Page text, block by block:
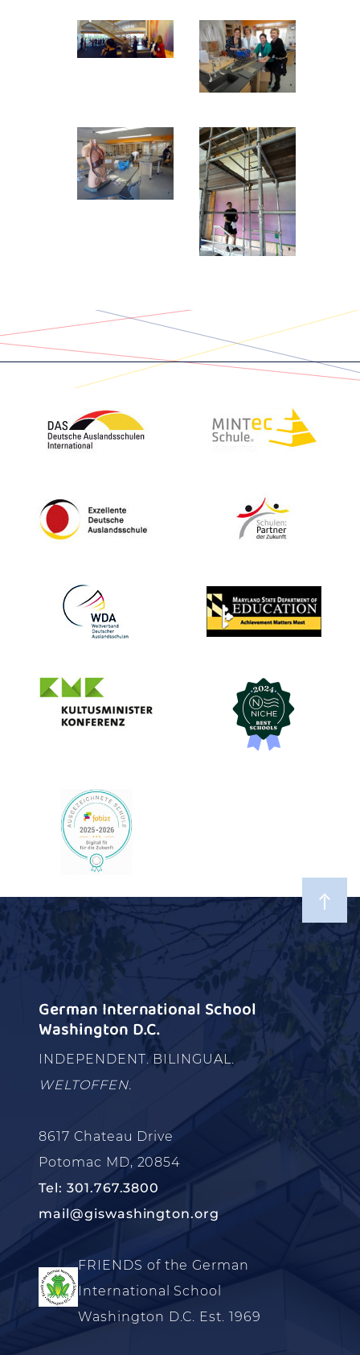
German International School
Washington D.C.
INDEPENDENT. BILINGUAL.
WELTOFFEN.
8617 Chateau Drive
Potomac MD, 20854
Tel: 301.767.3800
mail@giswashington.org
FRIENDS of the German
International School
Washington D.C. Est. 1969